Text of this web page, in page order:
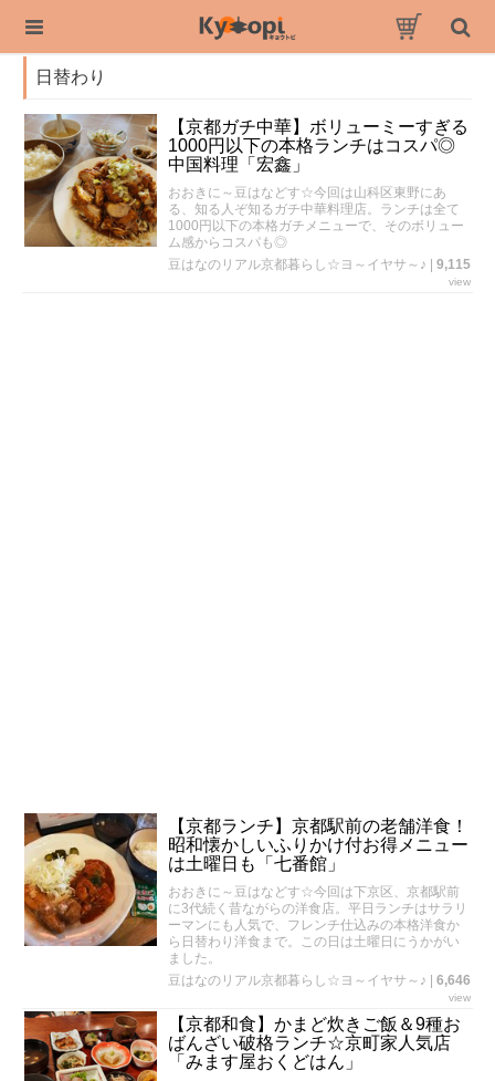
日替わり
【京都ガチ中華】ボリューミーすぎる
1000円以下の本格ランチはコスパ◎
中国料理「宏鑫」
おおきに～豆はなどす☆今回は山科区東野にあ
る、知る人ぞ知るガチ中華料理店。ランチは全て
1000円以下の本格ガチメニューで、そのボリュー
ム感からコスパも◎
豆はなのリアル京都暮らし☆ヨ～イヤサ～♪
9,115
view
【京都ランチ】京都駅前の老舗洋食！
昭和懐かしいふりかけ付お得メニュー
は土曜日も「七番館」
おおきに～豆はなどす☆今回は下京区、京都駅前
に3代続く昔ながらの洋食店。平日ランチはサラリ
ーマンにも人気で、フレンチ仕込みの本格洋食か
ら日替わり洋食まで。この日は土曜日にうかがい
ました。
豆はなのリアル京都暮らし☆ヨ～イヤサ～♪
6,646
view
【京都和食】かまど炊きご飯＆9種お
ばんざい破格ランチ☆京町家人気店
「みます屋おくどはん」